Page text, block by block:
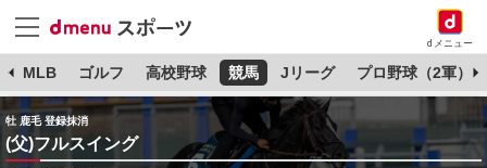
dメニュー
MLB ゴルフ 高校野球 競馬 Jリーグ プロ野球（2軍）
牡 鹿毛 登録抹消
(父)フルスイング